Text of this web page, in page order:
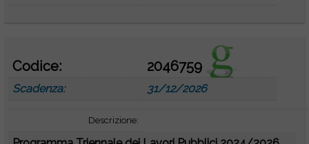
Codice: 2046759
Scadenza: 31/12/2026
Descrizione: